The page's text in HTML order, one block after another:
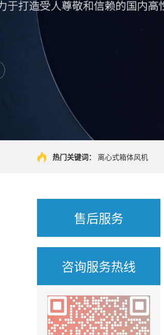
热门关键词： 离心式箱体风机
售后服务
咨询服务热线